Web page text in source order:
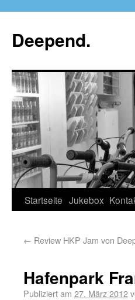
Deepend.
Startseite Jukebox
← Review HKP Jam von
Hafenpark
Publiziert am 27. März 2012